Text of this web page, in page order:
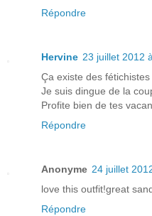
Répondre
Hervine 23 juillet 2012
Ça existe des
Je suis dingue de la
Profite bien de tes
Répondre
Anonyme 24 juillet
love this outfit!great
Répondre